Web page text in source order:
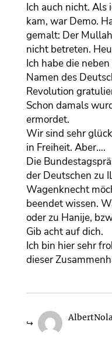
Ich auch nicht. Als
kam, war Demo.
gemalt: Der
nicht betreten.
Ich habe die
Namen des
Revolution
Schon damals
ermordet.
Wir sind sehr
in Freiheit. Aber….
Die
der Deutschen zu
Wagenknecht
beendet wissen.
oder zu Hanije,
Gib acht auf dich.
Ich bin hier sehr
dieser